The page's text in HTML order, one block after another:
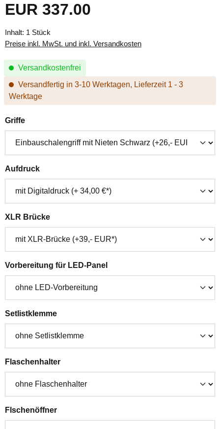
Regulärer Preis:
EUR 337.00
Inhalt: 1 Stück
Preise inkl. MwSt. und inkl. Versandkosten
Versandkostenfrei
Versandfertig in 3-10 Werktagen, Lieferzeit 1 - 3
Werktage
Griffeauswählen
Aufdruckauswählen
XLR Brückeauswählen
Vorbereitung für LED-Panelauswählen
Setlistklemmeauswählen
Flaschenhalterauswählen
Flschenöffnerauswählen